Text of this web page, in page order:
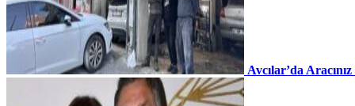
Avcılar’da